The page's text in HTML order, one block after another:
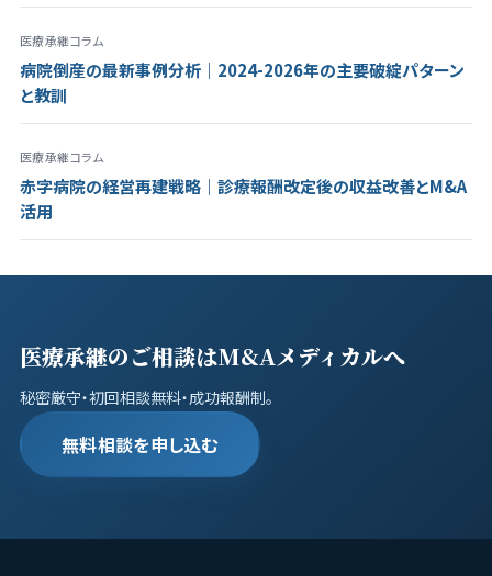
医療承継コラム
病院倒産の最新事例分析｜2024-2026年の主要破綻パターン
と教訓
医療承継コラム
赤字病院の経営再建戦略｜診療報酬改定後の収益改善とM&A
活用
医療承継のご相談はM&Aメディカルへ
秘密厳守・初回相談無料・成功報酬制。
無料相談を申し込む